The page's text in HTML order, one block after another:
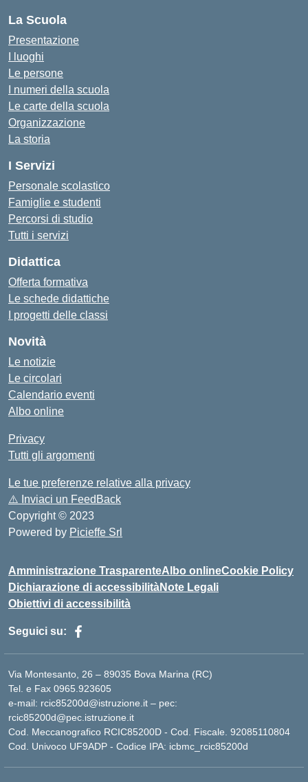
La Scuola
Presentazione
I luoghi
Le persone
I numeri della scuola
Le carte della scuola
Organizzazione
La storia
I Servizi
Personale scolastico
Famiglie e studenti
Percorsi di studio
Tutti i servizi
Didattica
Offerta formativa
Le schede didattiche
I progetti delle classi
Novità
Le notizie
Le circolari
Calendario eventi
Albo online
Privacy
Tutti gli argomenti
Le tue preferenze relative alla privacy
⚠️ Inviaci un FeedBack
Copyright © 2023
Powered by Picieffe Srl
Amministrazione TrasparenteAlbo onlineCookie Policy
Dichiarazione di accessibilitàNote Legali
Obiettivi di accessibilità
Seguici su:
Via Montesanto, 26 – 89035 Bova Marina (RC)
Tel. e Fax 0965.923605
e-mail: rcic85200d@istruzione.it – pec:
rcic85200d@pec.istruzione.it
Cod. Meccanografico RCIC85200D - Cod. Fiscale. 92085110804
Cod. Univoco UF9ADP - Codice IPA: icbmc_rcic85200d